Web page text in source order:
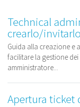
Technical
crearlo/
Guida alla creazione e
facilitare la gestione
amministratore...
Apertura ticket